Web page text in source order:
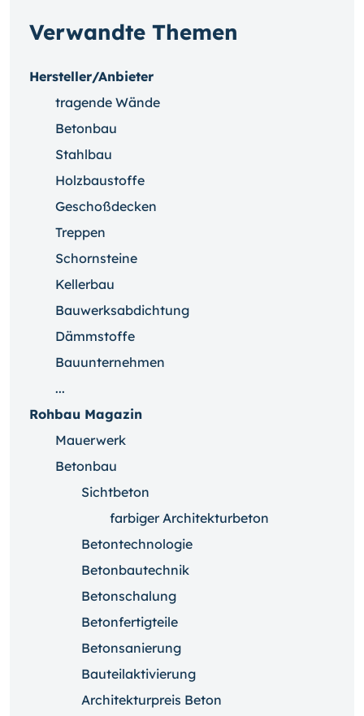
Verwandte Themen
Hersteller/Anbieter
tragende Wände
Betonbau
Stahlbau
Holzbaustoffe
Geschoßdecken
Treppen
Schornsteine
Kellerbau
Bauwerksabdichtung
Dämmstoffe
Bauunternehmen
...
Rohbau Magazin
Mauerwerk
Betonbau
Sichtbeton
farbiger Architekturbeton
Betontechnologie
Betonbautechnik
Betonschalung
Betonfertigteile
Betonsanierung
Bauteilaktivierung
Architekturpreis Beton